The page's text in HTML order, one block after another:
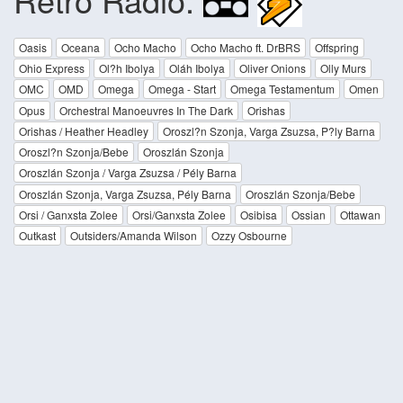
Oasis Oceana Ocho Macho Ocho Macho ft. DrBRS
Offspring
Ohio Express
Ol?h Ibolya Oláh Ibolya Oliver Onions
Olly Murs
OMC
OMD Omega Omega - Start Omega Testamentum
Omen
Opus
Orchestral Manoeuvres In The Dark
Orishas
Orishas / Heather Headley
Oroszl?n Szonja, Varga Zsuzsa, P?ly Barna
Oroszl?n Szonja/Bebe
Oroszlán Szonja
Oroszlán Szonja / Varga Zsuzsa / Pély Barna
Oroszlán Szonja, Varga Zsuzsa, Pély Barna
Oroszlán Szonja/Bebe
Orsi / Ganxsta Zolee
Orsi/Ganxsta Zolee Osibisa Ossian
Ottawan
Outkast
Outsiders/Amanda Wilson Ozzy Osbourne